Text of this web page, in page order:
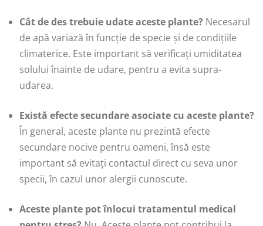
Cât de des trebuie udate aceste plante? Necesarul
de apă variază în funcție de specie și de condițiile
climaterice. Este important să verificați umiditatea
solului înainte de udare, pentru a evita supra-
udarea.
Există efecte secundare asociate cu aceste plante?
În general, aceste plante nu prezintă efecte
secundare nocive pentru oameni, însă este
important să evitați contactul direct cu seva unor
specii, în cazul unor alergii cunoscute.
Aceste plante pot înlocui tratamentul medical